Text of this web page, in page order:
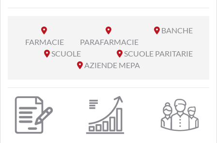
FARMACIE PARAFARMACIE
BANCHE
SCUOLE
SCUOLE PARITARIE
AZIENDE MEPA